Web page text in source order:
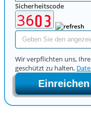
Sicherheitscode
Wir verpflichten uns,
geschützt zu halten,
Einreichen